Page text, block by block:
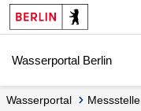
Springe zur Navigation
Springe zum Inhalt
Wasserportal Berlin
Wasserportal
Messstelle